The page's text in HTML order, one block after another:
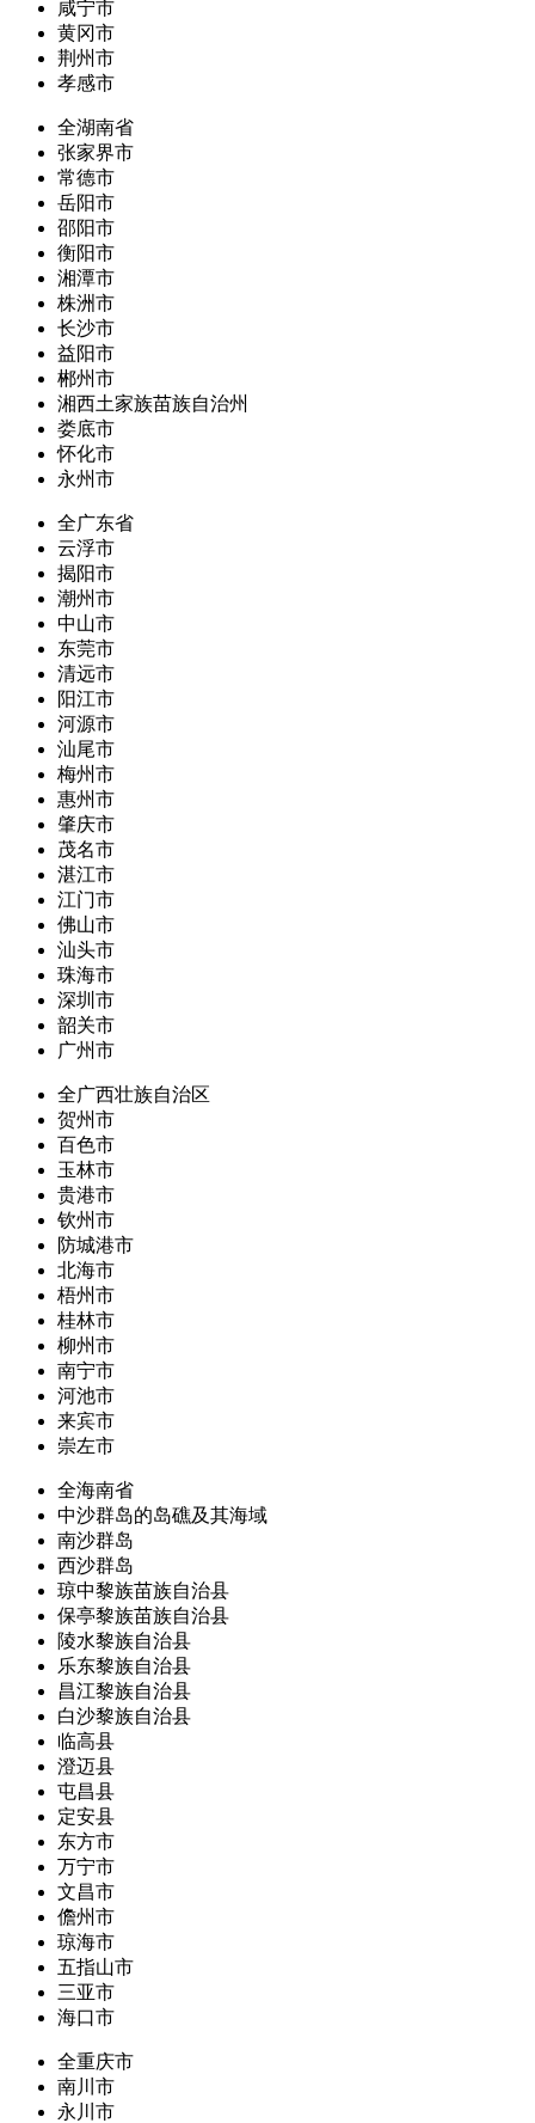
咸宁市
黄冈市
荆州市
孝感市
全湖南省
张家界市
常德市
岳阳市
邵阳市
衡阳市
湘潭市
株洲市
长沙市
益阳市
郴州市
湘西土家族苗族自治州
娄底市
怀化市
永州市
全广东省
云浮市
揭阳市
潮州市
中山市
东莞市
清远市
阳江市
河源市
汕尾市
梅州市
惠州市
肇庆市
茂名市
湛江市
江门市
佛山市
汕头市
珠海市
深圳市
韶关市
广州市
全广西壮族自治区
贺州市
百色市
玉林市
贵港市
钦州市
防城港市
北海市
梧州市
桂林市
柳州市
南宁市
河池市
来宾市
崇左市
全海南省
中沙群岛的岛礁及其海域
南沙群岛
西沙群岛
琼中黎族苗族自治县
保亭黎族苗族自治县
陵水黎族自治县
乐东黎族自治县
昌江黎族自治县
白沙黎族自治县
临高县
澄迈县
屯昌县
定安县
东方市
万宁市
文昌市
儋州市
琼海市
五指山市
三亚市
海口市
全重庆市
南川市
永川市